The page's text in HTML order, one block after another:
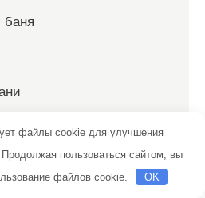
баня
файлы cookie для улучшения
Продолжая пользоваться сайтом, вы
файлов cookie.
OK